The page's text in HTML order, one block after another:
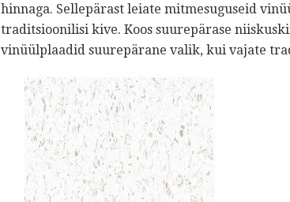
hinnaga. Sellepärast leiate mitmesuguseid
traditsioonilisi kive. Koos suurepärase
vinüülplaadid suurepärane valik, kui vajate